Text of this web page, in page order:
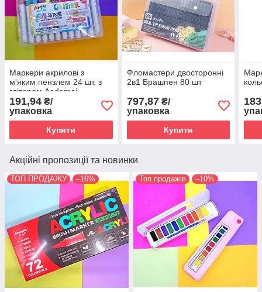
Маркери акрилові з
м'яким пензлем 24 шт. з
глітером Aodemei
191,94 ₴/
упаковка
Купити
Фломастери двосторонні
2в1 Брашпен 80 шт
797,87₴/
упаковка
Купити
Акційні пропозиції та новинки
ТОП ПРОДАЖУ –16% Топ продажів –10%